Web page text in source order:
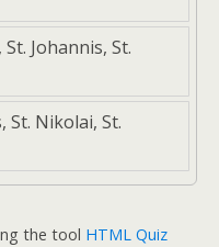
Johannis, St.
St. Nikolai, St.
the tool HTML Quiz